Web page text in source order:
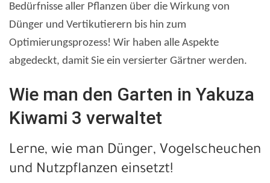
Bedürfnisse aller Pflanzen über die Wirkung von
Dünger und Vertikutierern bis hin zum
Optimierungsprozess! Wir haben alle Aspekte
abgedeckt, damit Sie ein versierter Gärtner werden.
Wie man den Garten in Yakuza
Kiwami 3 verwaltet
Lerne, wie man Dünger, Vogelscheuchen
und Nutzpflanzen einsetzt!